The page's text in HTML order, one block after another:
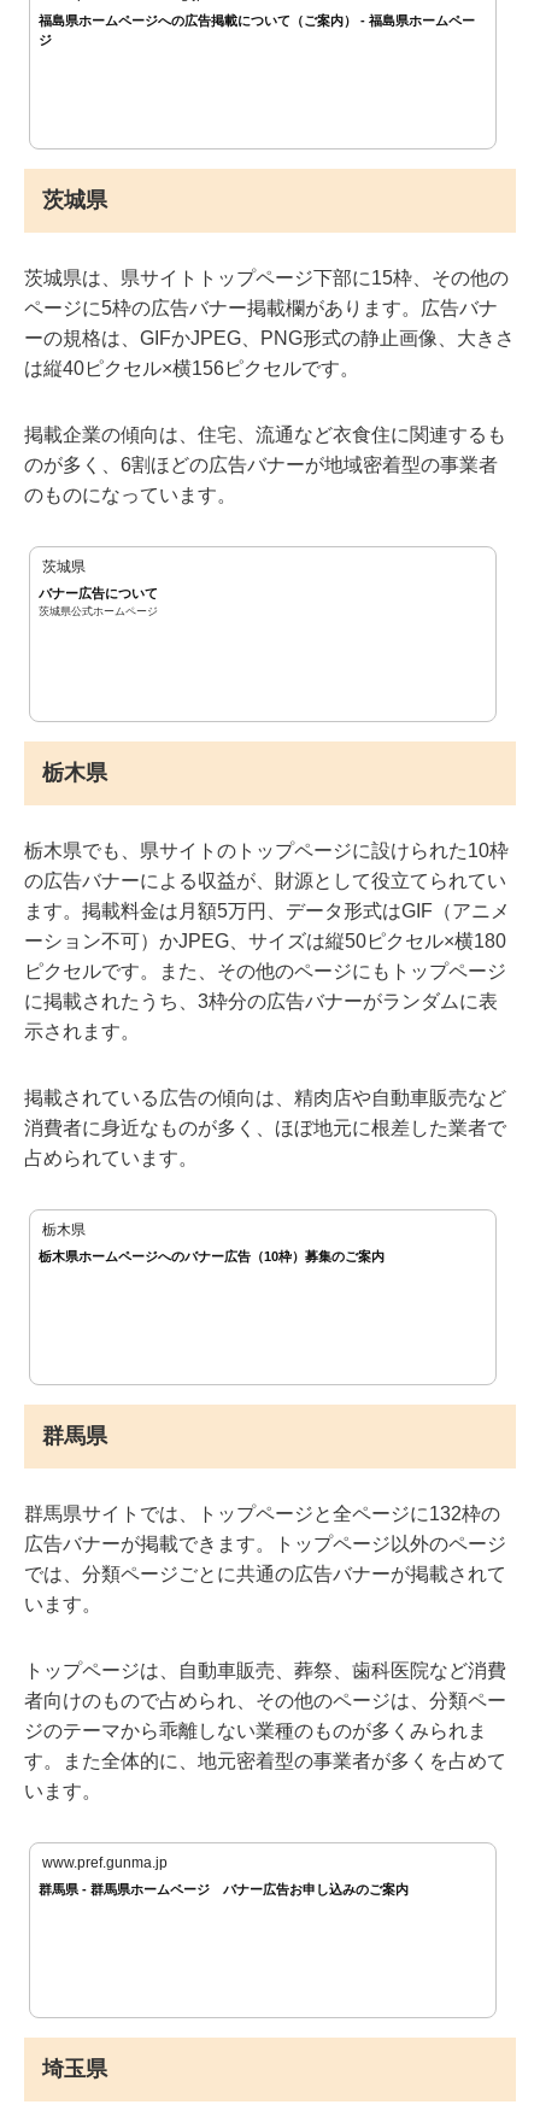
福島県ホームページへの広告掲載について（ご案内） - 福島県ホームペー
ジ
茨城県
茨城県は、県サイトトップページ下部に15枠、その他の
ページに5枠の広告バナー掲載欄があります。広告バナ
ーの規格は、GIFかJPEG、PNG形式の静止画像、大きさ
は縦40ピクセル×横156ピクセルです。
掲載企業の傾向は、住宅、流通など衣食住に関連するも
のが多く、6割ほどの広告バナーが地域密着型の事業者
のものになっています。
茨城県
バナー広告について
茨城県公式ホームページ
栃木県
栃木県でも、県サイトのトップページに設けられた10枠
の広告バナーによる収益が、財源として役立てられてい
ます。掲載料金は月額5万円、データ形式はGIF（アニメ
ーション不可）かJPEG、サイズは縦50ピクセル×横180
ピクセルです。また、その他のページにもトップページ
に掲載されたうち、3枠分の広告バナーがランダムに表
示されます。
掲載されている広告の傾向は、精肉店や自動車販売など
消費者に身近なものが多く、ほぼ地元に根差した業者で
占められています。
栃木県
栃木県ホームページへのバナー広告（10枠）募集のご案内
群馬県
群馬県サイトでは、トップページと全ページに132枠の
広告バナーが掲載できます。トップページ以外のページ
では、分類ページごとに共通の広告バナーが掲載されて
います。
トップページは、自動車販売、葬祭、歯科医院など消費
者向けのもので占められ、その他のページは、分類ペー
ジのテーマから乖離しない業種のものが多くみられま
す。また全体的に、地元密着型の事業者が多くを占めて
います。
www.pref.gunma.jp
群馬県 - 群馬県ホームページ バナー広告お申し込みのご案内
埼玉県